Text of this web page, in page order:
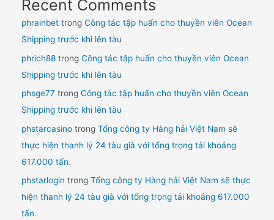
Recent Comments
phrainbettrong Công tác tập huấn cho thuyền viên Ocean
Shipping trước khi lên tàu
phrich88trong Công tác tập huấn cho thuyền viên Ocean
Shipping trước khi lên tàu
phsge77 trong Công tác tập huấn cho thuyền viên Ocean
Shipping trước khi lên tàu
phstarcasinotrong Tổng công ty Hàng hải Việt Nam sẽ
thực hiện thanh lý 24 tàu già với tổng trọng tải khoảng
617.000 tấn.
phstarlogin trong Tổng công ty Hàng hải Việt Nam sẽ thực
hiện thanh lý 24 tàu già với tổng trọng tải khoảng 617.000
tấn.